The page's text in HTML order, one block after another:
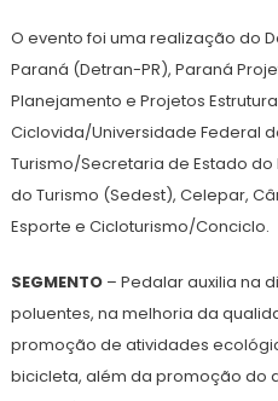
O evento foi uma realização do
Paraná (Detran-PR), Paraná
Planejamento e Projetos
Ciclovida/Universidade Federal
Turismo/Secretaria de Estado
do Turismo (Sedest), Celepar,
Esporte e Cicloturismo/Conciclo.
SEGMENTO – Pedalar auxilia na
poluentes, na melhoria da
promoção de atividades
bicicleta, além da promoção do